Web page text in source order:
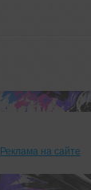
Реклама на сайте